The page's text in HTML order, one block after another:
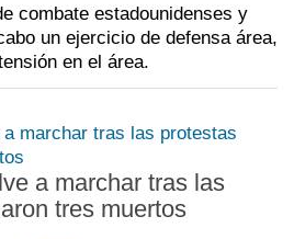
combate estadounidenses y
un ejercicio de defensa área,
en el área.
a marchar tras las
tres muertos